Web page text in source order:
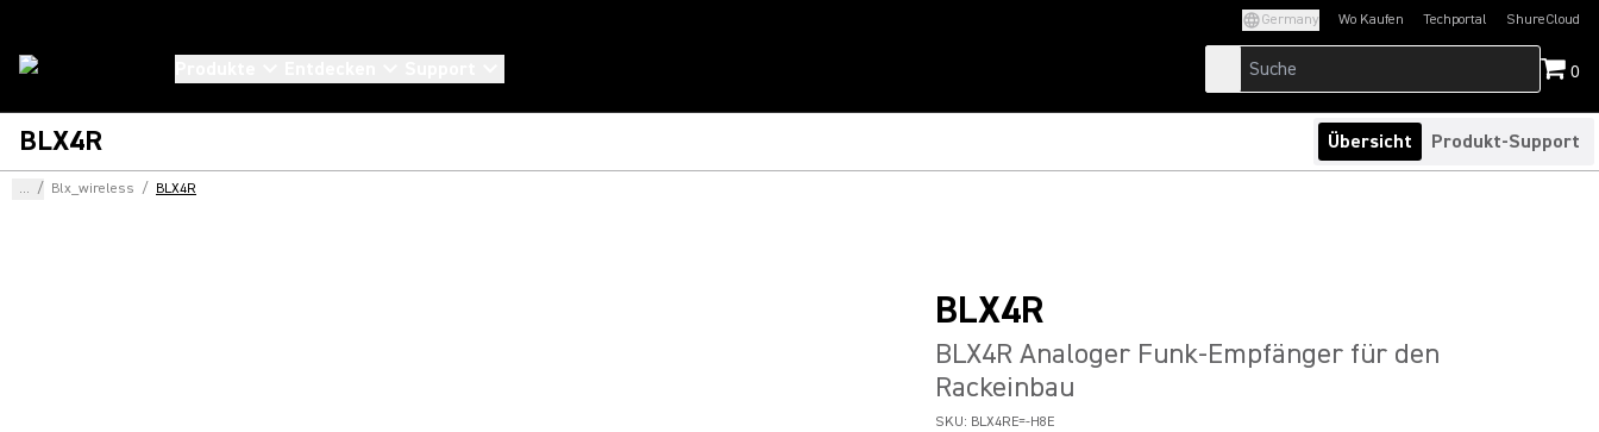
Germany Wo Kaufen Techportal
(Opens in a new tab)ShureCloud
(Opens in a new
0
BLX4R Übersicht Produkt-Support
... / Blx_wireless / BLX4R
BLX4R
BLX4R Analoger Funk-Empfänger für den
Rackeinbau
SKU: BLX4RE=-H8E